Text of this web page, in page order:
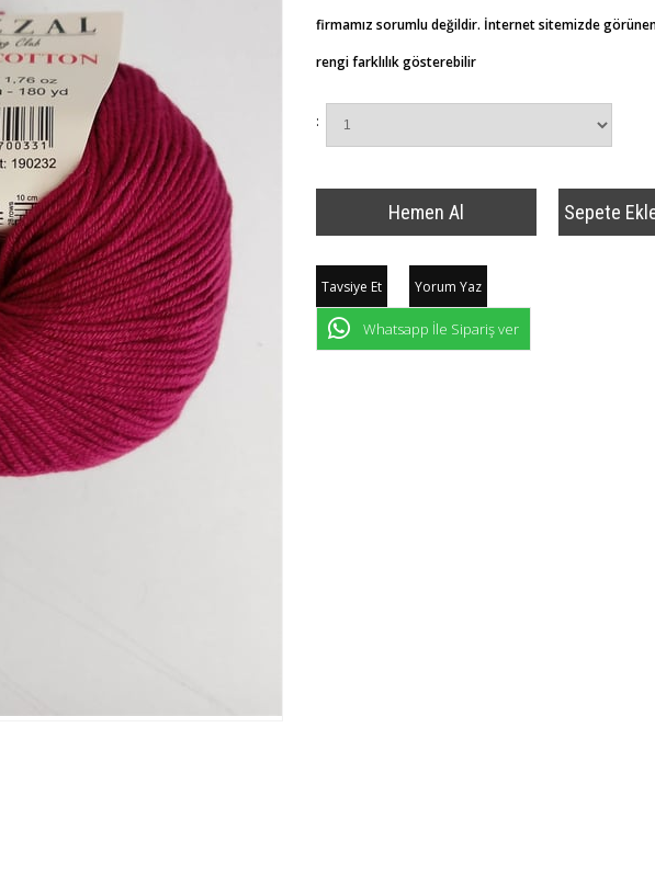
firmamız sorumlu değildir. İnternet sitemizde
rengi farklılık gösterebilir
:
Tavsiye Et Yorum Yaz
Whatsapp İle Sipariş ver